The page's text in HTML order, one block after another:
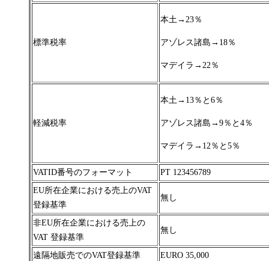
標準税率
本土→23％
アゾレス諸島→18％
マデイラ→22％
軽減税率
本土→13％と6％
アゾレス諸島→9％と4％
マデイラ→12％と5％
VATID番号のフォーマット
PT 123456789
EU所在企業における売上のVAT
登録基準
無し
非EU所在企業における売上の
VAT 登録基準
無し
遠隔地販売でのVAT登録基準
EURO 35,000